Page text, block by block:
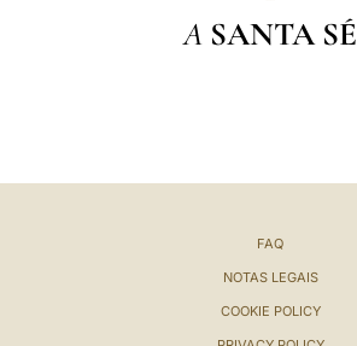
A SANTA SÉ
FAQ
NOTAS LEGAIS
COOKIE POLICY